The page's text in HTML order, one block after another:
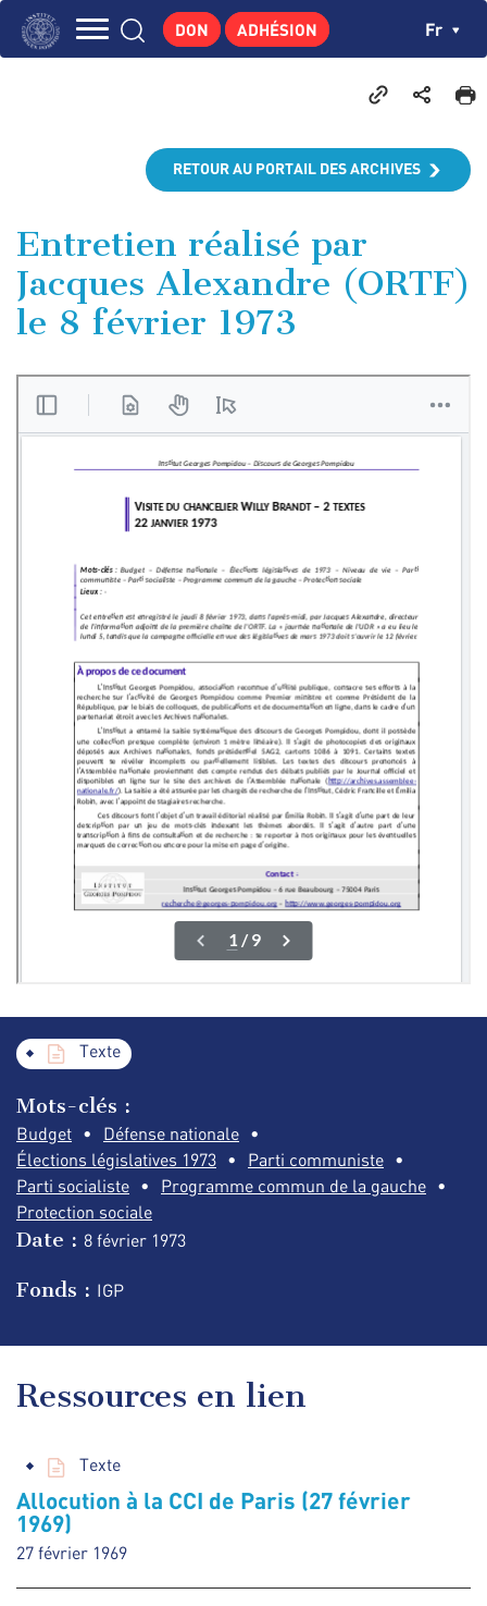
Aller
CENTRE DE RECHERCHES
PUBLICATIONS
ACTUALITÉS
ENSEIGNEMENT
DON ADHÉSION Fr
RETOUR AU PORTAIL DES ARCHIVES
Entretien réalisé par
Jacques Alexandre (ORTF)
le 8 février 1973
Texte
Mots-clés :
Budget
Défense nationale
Élections législatives 1973
Parti communiste
Parti socialiste
Programme commun de la gauche
Protection sociale
Date : 8 février 1973
Fonds : IGP
Ressources en lien
Texte
Allocution à la CCI de Paris (27 février
1969)
27 février 1969
Panneau de gestion des cookies